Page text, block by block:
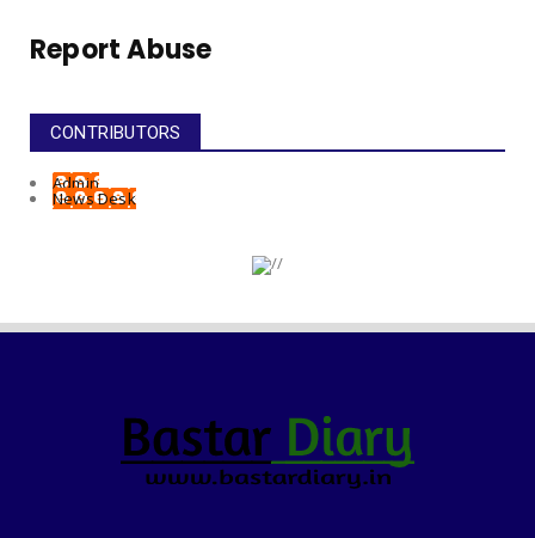
Report Abuse
CONTRIBUTORS
Admin
News Desk